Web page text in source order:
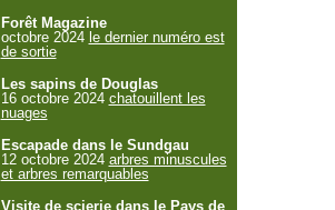
Forêt Magazine
octobre 2024 le dernier numéro est
de sortie
Les sapins de Douglas
16 octobre 2024 chatouillent les
nuages
Escapade dans le Sundgau
12 octobre 2024 arbres minuscules
et arbres remarquables
Visite de scierie dans le Pays de